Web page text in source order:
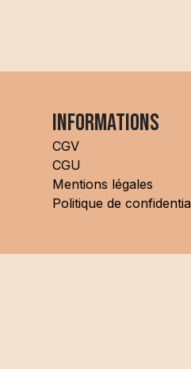
Informations
CGV
CGU
Mentions légales
Politique de